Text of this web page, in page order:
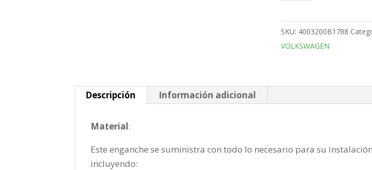
Bola
fija
de
SKU: 4003200B1788
VOLKSWAGEN
Descripción Información adicional
Material:
Este enganche se suministra con todo lo necesario para su
incluyendo: